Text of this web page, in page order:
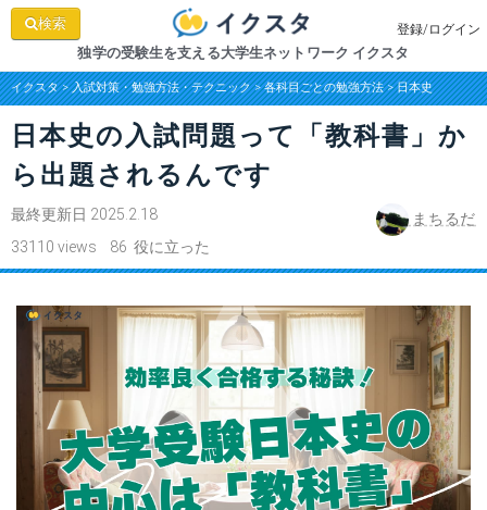
検索 登録/ログイン
独学の受験生を支える大学生ネットワーク イクスタ
イクスタ>入試対策・勉強方法・テクニック>各科目ごとの勉強方法>日本史
日本史の入試問題って「教科書」か
ら出題されるんです
最終更新日 2025.2.18
まちるだ
33110 views 86 役に立った